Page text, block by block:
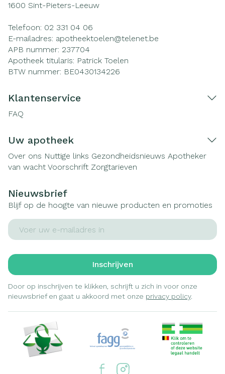
1600 Sint-Pieters-Leeuw
Telefoon: 02 331 04 06
E-mailadres: apotheektoelen@telenet.be
APB nummer: 237704
Apotheek titularis: Patrick Toelen
BTW nummer: BE0430134226
Klantenservice
FAQ
Uw apotheek
Over ons Nuttige links Gezondheidsnieuws Apotheker
van wacht Voorschrift Zorgtarieven
Nieuwsbrief
Blijf op de hoogte van nieuwe producten en promoties
E-mail adres
Inschrijven
Door op inschrijven te klikken, schrijft u zich in voor onze
nieuwsbrief en gaat u akkoord met onze privacy policy.